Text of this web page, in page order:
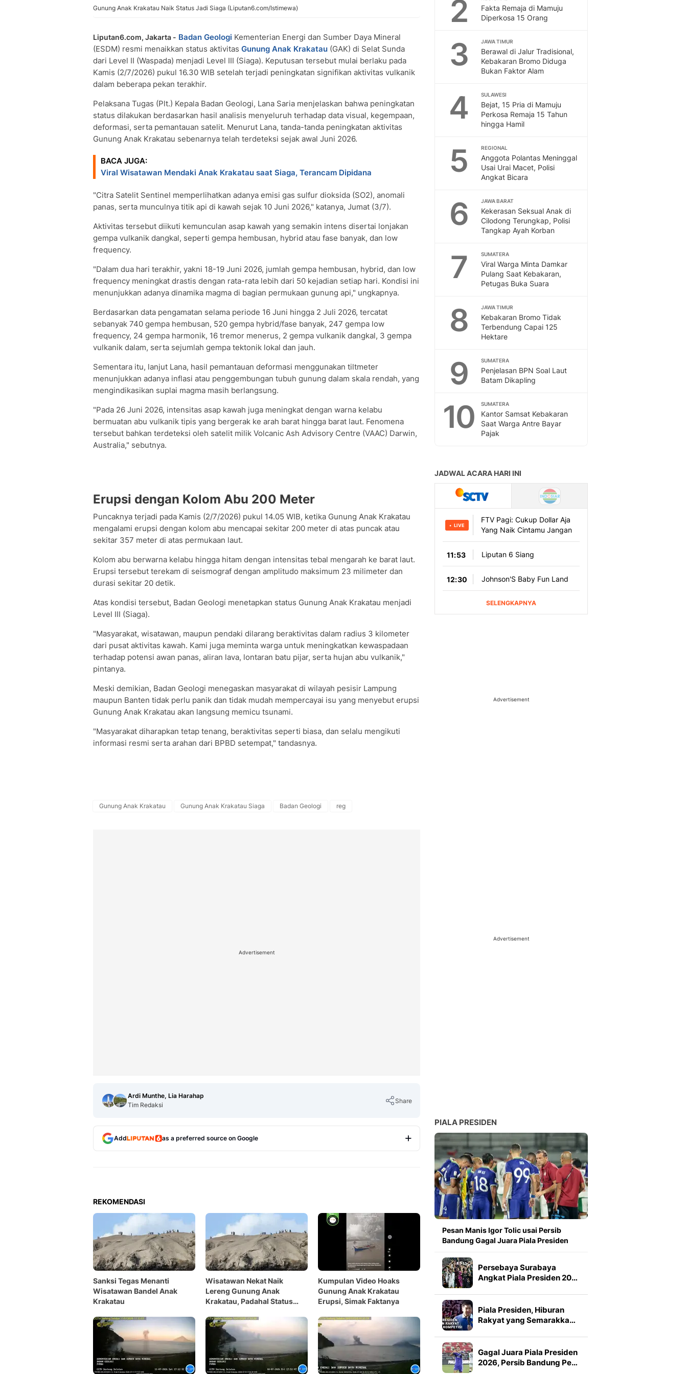
Gunung Anak Krakatau Naik Status Jadi Siaga (Liputan6.com/Istimewa)
Liputan6.com, Jakarta - Badan Geologi Kementerian Energi dan Sumber Daya Mineral
(ESDM) resmi menaikkan status aktivitas Gunung Anak Krakatau (GAK) di Selat Sunda
dari Level II (Waspada) menjadi Level III (Siaga). Keputusan tersebut mulai berlaku pada
Kamis (2/7/2026) pukul 16.30 WIB setelah terjadi peningkatan signifikan aktivitas vulkanik
dalam beberapa pekan terakhir.
Pelaksana Tugas (Plt.) Kepala Badan Geologi, Lana Saria menjelaskan bahwa peningkatan
status dilakukan berdasarkan hasil analisis menyeluruh terhadap data visual, kegempaan,
deformasi, serta pemantauan satelit. Menurut Lana, tanda-tanda peningkatan aktivitas
Gunung Anak Krakatau sebenarnya telah terdeteksi sejak awal Juni 2026.
BACA JUGA:
Viral Wisatawan Mendaki Anak Krakatau saat Siaga, Terancam Dipidana
"Citra Satelit Sentinel memperlihatkan adanya emisi gas sulfur dioksida (SO2), anomali
panas, serta munculnya titik api di kawah sejak 10 Juni 2026," katanya, Jumat (3/7).
Aktivitas tersebut diikuti kemunculan asap kawah yang semakin intens disertai lonjakan
gempa vulkanik dangkal, seperti gempa hembusan, hybrid atau fase banyak, dan low
frequency.
"Dalam dua hari terakhir, yakni 18-19 Juni 2026, jumlah gempa hembusan, hybrid, dan low
frequency meningkat drastis dengan rata-rata lebih dari 50 kejadian setiap hari. Kondisi ini
menunjukkan adanya dinamika magma di bagian permukaan gunung api," ungkapnya.
Berdasarkan data pengamatan selama periode 16 Juni hingga 2 Juli 2026, tercatat
sebanyak 740 gempa hembusan, 520 gempa hybrid/fase banyak, 247 gempa low
frequency, 24 gempa harmonik, 16 tremor menerus, 2 gempa vulkanik dangkal, 3 gempa
vulkanik dalam, serta sejumlah gempa tektonik lokal dan jauh.
Sementara itu, lanjut Lana, hasil pemantauan deformasi menggunakan tiltmeter
menunjukkan adanya inflasi atau penggembungan tubuh gunung dalam skala rendah, yang
mengindikasikan suplai magma masih berlangsung.
"Pada 26 Juni 2026, intensitas asap kawah juga meningkat dengan warna kelabu
bermuatan abu vulkanik tipis yang bergerak ke arah barat hingga barat laut. Fenomena
tersebut bahkan terdeteksi oleh satelit milik Volcanic Ash Advisory Centre (VAAC) Darwin,
Australia," sebutnya.
Erupsi dengan Kolom Abu 200 Meter
Puncaknya terjadi pada Kamis (2/7/2026) pukul 14.05 WIB, ketika Gunung Anak Krakatau
mengalami erupsi dengan kolom abu mencapai sekitar 200 meter di atas puncak atau
sekitar 357 meter di atas permukaan laut.
Kolom abu berwarna kelabu hingga hitam dengan intensitas tebal mengarah ke barat laut.
Erupsi tersebut terekam di seismograf dengan amplitudo maksimum 23 milimeter dan
durasi sekitar 20 detik.
Atas kondisi tersebut, Badan Geologi menetapkan status Gunung Anak Krakatau menjadi
Level III (Siaga).
"Masyarakat, wisatawan, maupun pendaki dilarang beraktivitas dalam radius 3 kilometer
dari pusat aktivitas kawah. Kami juga meminta warga untuk meningkatkan kewaspadaan
terhadap potensi awan panas, aliran lava, lontaran batu pijar, serta hujan abu vulkanik,"
pintanya.
Meski demikian, Badan Geologi menegaskan masyarakat di wilayah pesisir Lampung
maupun Banten tidak perlu panik dan tidak mudah mempercayai isu yang menyebut erupsi
Gunung Anak Krakatau akan langsung memicu tsunami.
"Masyarakat diharapkan tetap tenang, beraktivitas seperti biasa, dan selalu mengikuti
informasi resmi serta arahan dari BPBD setempat," tandasnya.
Gunung Anak Krakatau Gunung Anak Krakatau Siaga Badan Geologi reg
Advertisement
Ardi Munthe, Lia Harahap
Tim Redaksi
Share
Add as a preferred source on Google
REKOMENDASI
Sanksi Tegas Menanti
Wisatawan Bandel Anak
Krakatau
Wisatawan Nekat Naik
Lereng Gunung Anak
Krakatau, Padahal Status
Kumpulan Video Hoaks
Gunung Anak Krakatau
Erupsi, Simak Faktanya
2
Fakta Remaja di Mamuju
Diperkosa 15 Orang
3 JAWA TIMUR
Berawal di Jalur Tradisional,
Kebakaran Bromo Diduga
Bukan Faktor Alam
4 SULAWESI
Bejat, 15 Pria di Mamuju
Perkosa Remaja 15 Tahun
hingga Hamil
5 REGIONAL
Anggota Polantas Meninggal
Usai Urai Macet, Polisi
Angkat Bicara
6 JAWA BARAT
Kekerasan Seksual Anak di
Cilodong Terungkap, Polisi
Tangkap Ayah Korban
7 SUMATERA
Viral Warga Minta Damkar
Pulang Saat Kebakaran,
Petugas Buka Suara
8 JAWA TIMUR
Kebakaran Bromo Tidak
Terbendung Capai 125
Hektare
9 SUMATERA
Penjelasan BPN Soal Laut
Batam Dikapling
10 SUMATERA
Kantor Samsat Kebakaran
Saat Warga Antre Bayar
Pajak
Advertisement
Advertisement
PIALA PRESIDEN
Pesan Manis Igor Tolic usai Persib
Bandung Gagal Juara Piala Presiden
Persebaya Surabaya
Angkat Piala Presiden 20…
Piala Presiden, Hiburan
Rakyat yang Semarakka…
Gagal Juara Piala Presiden
2026, Persib Bandung Pe…